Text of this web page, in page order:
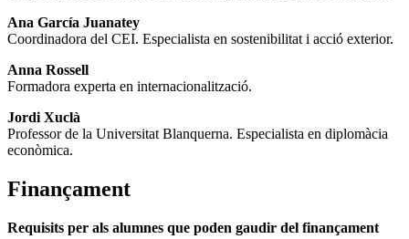
Ana García Juanatey
Coordinadora del CEI. Especialista en sostenibilitat i acció exterior.
Anna Rossell
Formadora experta en internacionalització.
Jordi Xuclà
Professor de la Universitat Blanquerna. Especialista en diplomàcia
econòmica.
Finançament
Requisits per als alumnes que poden gaudir del finançament